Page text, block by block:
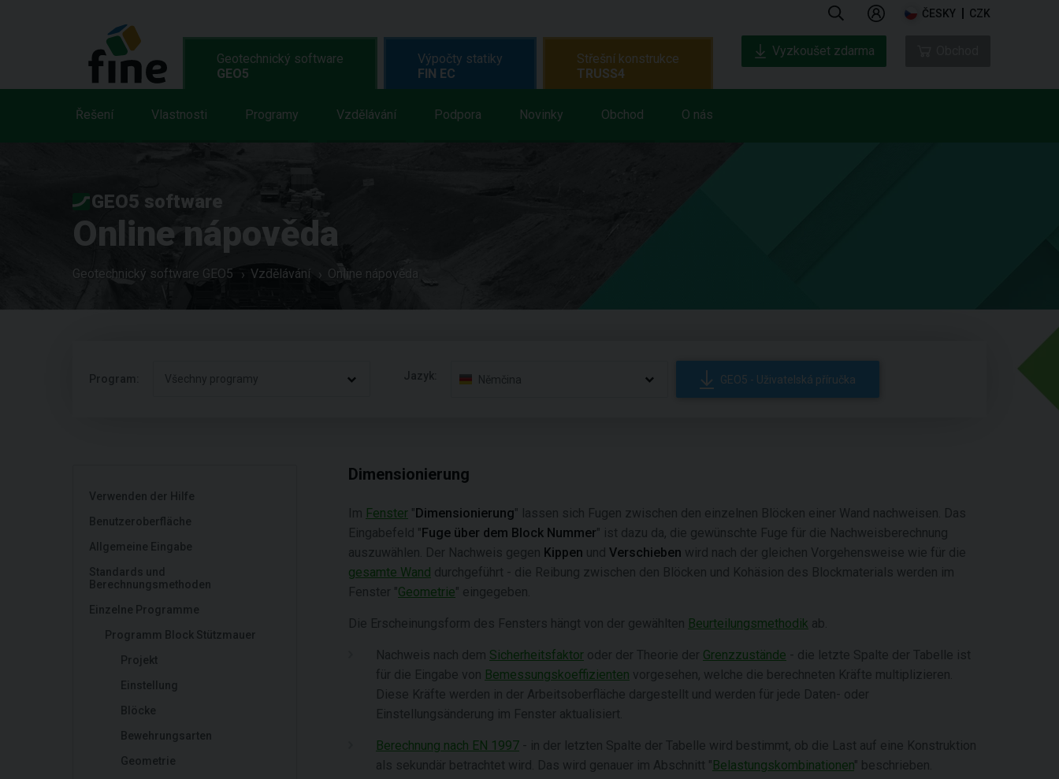
ČESKY CZK
Geotechnický software
GEO5
Řešení Vlastnosti Programy Vzdělávání Podpora Novinky Obchod O nás
Výpočty statiky
FIN EC
Střešní konstrukce
TRUSS4
Vyzkoušet zdarma
GEO5 software
Online nápověda
Geotechnický software GEO5 Vzdělávání Online nápověda
Program: Všechny programy Jazyk: Němčina GEO5 - Uživatelská příručka
Verwenden der Hilfe
Benutzeroberfläche
Allgemeine Eingabe
Standards und
Berechnungsmethoden
Einzelne Programme
Programm Block Stützmauer
Projekt
Einstellung
Blöcke
Bewehrungsarten
Geometrie
Dimensionierung
Im Fenster "Dimensionierung" lassen sich Fugen zwischen den einzelnen Blöcken einer Wand nachweisen. Das
Eingabefeld "Fuge über dem Block Nummer" ist dazu da, die gewünschte Fuge für die Nachweisberechnung
auszuwählen. Der Nachweis gegen Kippen und Verschieben wird nach der gleichen Vorgehensweise wie für die
gesamte Wand durchgeführt - die Reibung zwischen den Blöcken und Kohäsion des Blockmaterials werden im
Fenster "Geometrie" eingegeben.
Die Erscheinungsform des Fensters hängt von der gewählten Beurteilungsmethodik ab.
Nachweis nach dem Sicherheitsfaktor oder der Theorie der Grenzzustände - die letzte Spalte der Tabelle ist
für die Eingabe von Bemessungskoeffizienten vorgesehen, welche die berechneten Kräfte multiplizieren.
Diese Kräfte werden in der Arbeitsoberfläche dargestellt und werden für jede Daten- oder
Einstellungsänderung im Fenster aktualisiert.
Berechnung nach EN 1997 - in der letzten Spalte der Tabelle wird bestimmt, ob die Last auf eine Konstruktion
als sekundär betrachtet wird. Das wird genauer im Abschnitt "Belastungskombinationen" beschrieben.